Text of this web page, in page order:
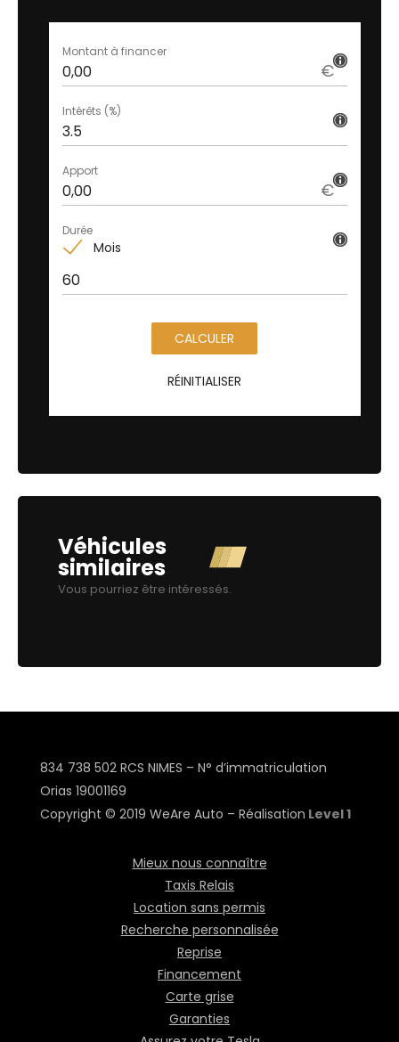
€
Montant à financer
Intérêts (%)
€
Apport
Mois
Durée
CALCULER
RÉINITIALISER
Véhicules
similaires
Vous pourriez être intéressés.
834 738 502 RCS NIMES – N° d’immatriculation
Orias 19001169
Copyright © 2019 WeAre Auto – Réalisation Level 1
Mieux nous connaître
Taxis Relais
Location sans permis
Recherche personnalisée
Reprise
Financement
Carte grise
Garanties